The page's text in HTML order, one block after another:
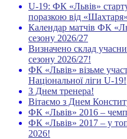
U-19: ФК «Львів»
поразкою від «Шахтаря»
Календар матчів ФК
сезону 2026/27
Визначено склад
сезону 2026/27!
ФК «Львів» візьме
Національної ліги U-19!
З Днем тренера!
Вітаємо з Днем
ФК «Львів» 2016 –
ФК «Львів» 2017 – у
2026!